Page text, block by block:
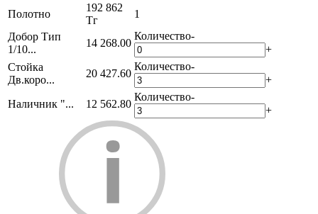
Полотно
192 862
Тг
1
Добор Тип
1/10...
14 268.00
Количество-
+
Стойка
Дв.коро...
20 427.60
Количество-
+
Наличник "...
12 562.80
Количество-
+